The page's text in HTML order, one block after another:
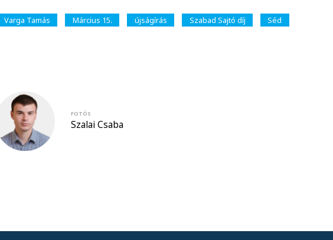
Varga Tamás Március 15. újságírás Szabad Sajtó díj
Séd
FOTÓS
Szalai Csaba